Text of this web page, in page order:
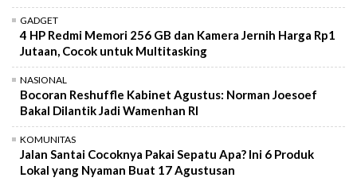
GADGET
4 HP Redmi Memori 256 GB dan Kamera Jernih Harga Rp1
Jutaan, Cocok untuk Multitasking
NASIONAL
Bocoran Reshuffle Kabinet Agustus: Norman Joesoef
Bakal Dilantik Jadi Wamenhan RI
KOMUNITAS
Jalan Santai Cocoknya Pakai Sepatu Apa? Ini 6 Produk
Lokal yang Nyaman Buat 17 Agustusan